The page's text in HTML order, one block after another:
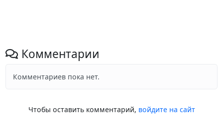
Комментарии
Комментариев пока нет.
Чтобы оставить комментарий, войдите на сайт